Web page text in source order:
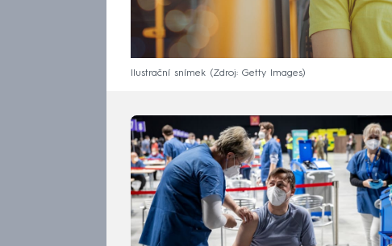
Ilustrační snímek Zdroj: Getty Images